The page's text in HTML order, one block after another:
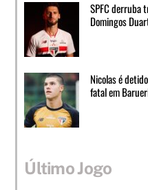
SPFC derruba
Domingos
Nicolas é
fatal em
Último Jogo